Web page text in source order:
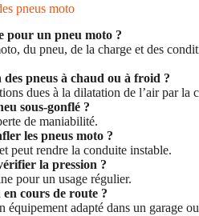
pneus moto
pour un pneu moto ?
du pneu, de la charge et des
pneus à chaud ou à froid ?
dues à la dilatation de l’air par la
sous-gonflé ?
de maniabilité.
les pneus moto ?
peut rendre la conduite instable.
la pression ?
pour un usage régulier.
cours de route ?
équipement adapté dans un garage